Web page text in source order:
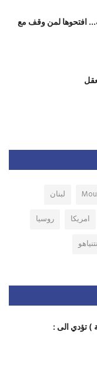
افتحوها لمن وقف مع
لبنان
امريكا
روسيا
نتنياهو
) تؤدي الى :